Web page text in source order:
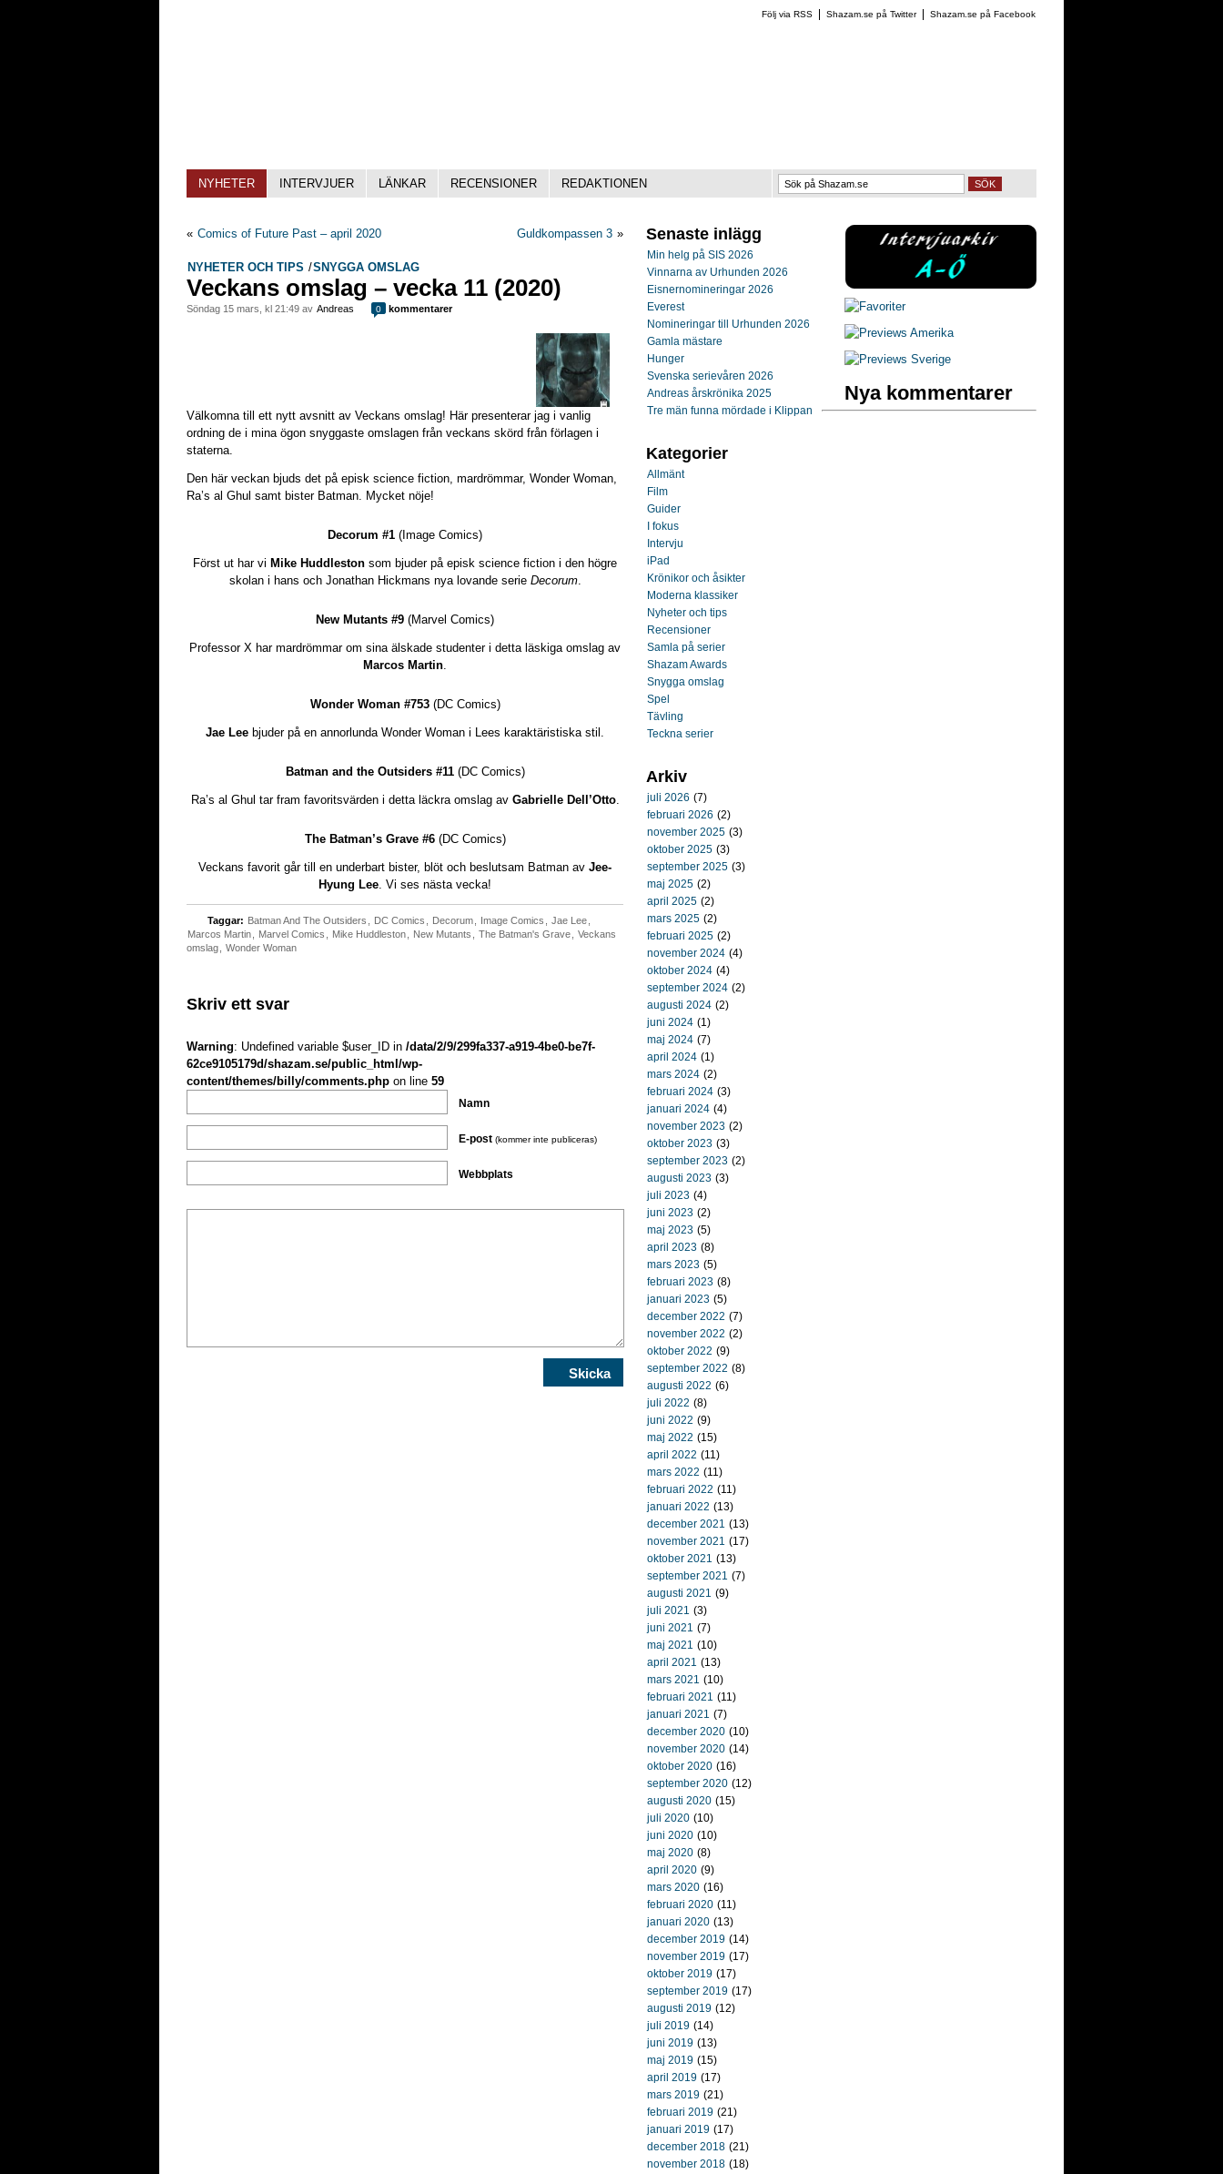
Shazam.se på Facebook
Shazam.se på Twitter
Följ via RSS
NYHETER INTERVJUER LÄNKAR RECENSIONER REDAKTIONEN SÖK
« Comics of Future Past – april 2020 Guldkompassen 3 »
NYHETER OCH TIPS /SNYGGA OMSLAG
Veckans omslag – vecka 11 (2020)
söndag 15 mars, kl 21:49 av Andreas 0 kommentarer
Välkomna till ett nytt avsnitt av Veckans omslag! Här presenterar jag i vanlig
ordning de i mina ögon snyggaste omslagen från veckans skörd från förlagen i
staterna.
Den här veckan bjuds det på episk science fiction, mardrömmar, Wonder Woman,
Ra’s al Ghul samt bister Batman. Mycket nöje!
Decorum #1 (Image Comics)
Först ut har vi Mike Huddleston som bjuder på episk science fiction i den högre
skolan i hans och Jonathan Hickmans nya lovande serie Decorum.
New Mutants #9 (Marvel Comics)
Professor X har mardrömmar om sina älskade studenter i detta läskiga omslag av
Marcos Martin.
Wonder Woman #753(DC Comics)
Jae Lee bjuder på en annorlunda Wonder Woman i Lees karaktäristiska stil.
Batman and the Outsiders #11(DC Comics)
Ra’s al Ghul tar fram favoritsvärden i detta läckra omslag av Gabrielle Dell’Otto.
The Batman’s Grave #6(DC Comics)
Veckans favorit går till en underbart bister, blöt och beslutsam Batman av Jee-
Hyung Lee. Vi ses nästa vecka!
Taggar: Batman And The Outsiders DC Comics Decorum Image Comics Jae Lee
Marcos Martin
Marvel Comics Mike Huddleston New Mutants The Batman's Grave
Veckans
omslag
Wonder Woman
Skriv ett svar
Warning: Undefined variable $user_ID in /data/2/9/299fa337-a919-4be0-be7f-
62ce9105179d/shazam.se/public_html/wp-
content/themes/billy/comments.php on line 59
Namn
E-post (kommer inte publiceras)
Webbplats
Senaste inlägg
Min helg på SIS 2026
Vinnarna av Urhunden 2026
Eisnernomineringar 2026
Everest
Nomineringar till Urhunden 2026
Gamla mästare
Hunger
Svenska serievåren 2026
Andreas årskrönika 2025
Tre män funna mördade i Klippan
Kategorier
Allmänt
Film
Guider
I fokus
Intervju
iPad
Krönikor och åsikter
Moderna klassiker
Nyheter och tips
Recensioner
Samla på serier
Shazam Awards
Snygga omslag
Spel
Tävling
Teckna serier
Arkiv
juli 2026 (7)
februari 2026 (2)
november 2025 (3)
oktober 2025 (3)
september 2025 (3)
maj 2025 (2)
april 2025 (2)
mars 2025 (2)
februari 2025 (2)
november 2024 (4)
oktober 2024 (4)
september 2024 (2)
augusti 2024 (2)
juni 2024 (1)
maj 2024 (7)
april 2024 (1)
mars 2024 (2)
februari 2024 (3)
januari 2024 (4)
november 2023 (2)
oktober 2023 (3)
september 2023 (2)
augusti 2023 (3)
juli 2023 (4)
juni 2023 (2)
maj 2023 (5)
april 2023 (8)
mars 2023 (5)
februari 2023 (8)
januari 2023 (5)
december 2022 (7)
november 2022 (2)
oktober 2022 (9)
september 2022 (8)
augusti 2022 (6)
juli 2022 (8)
juni 2022 (9)
maj 2022 (15)
april 2022 (11)
mars 2022 (11)
februari 2022 (11)
januari 2022 (13)
december 2021 (13)
november 2021 (17)
oktober 2021 (13)
september 2021 (7)
augusti 2021 (9)
juli 2021 (3)
juni 2021 (7)
maj 2021 (10)
april 2021 (13)
mars 2021 (10)
februari 2021 (11)
januari 2021 (7)
december 2020 (10)
november 2020 (14)
oktober 2020 (16)
september 2020 (12)
augusti 2020 (15)
juli 2020 (10)
juni 2020 (10)
maj 2020 (8)
april 2020 (9)
mars 2020 (16)
februari 2020 (11)
januari 2020 (13)
december 2019 (14)
november 2019 (17)
oktober 2019 (17)
september 2019 (17)
augusti 2019 (12)
juli 2019 (14)
juni 2019 (13)
maj 2019 (15)
april 2019 (17)
mars 2019 (21)
februari 2019 (21)
januari 2019 (17)
december 2018 (21)
november 2018 (18)
Nya kommentarer